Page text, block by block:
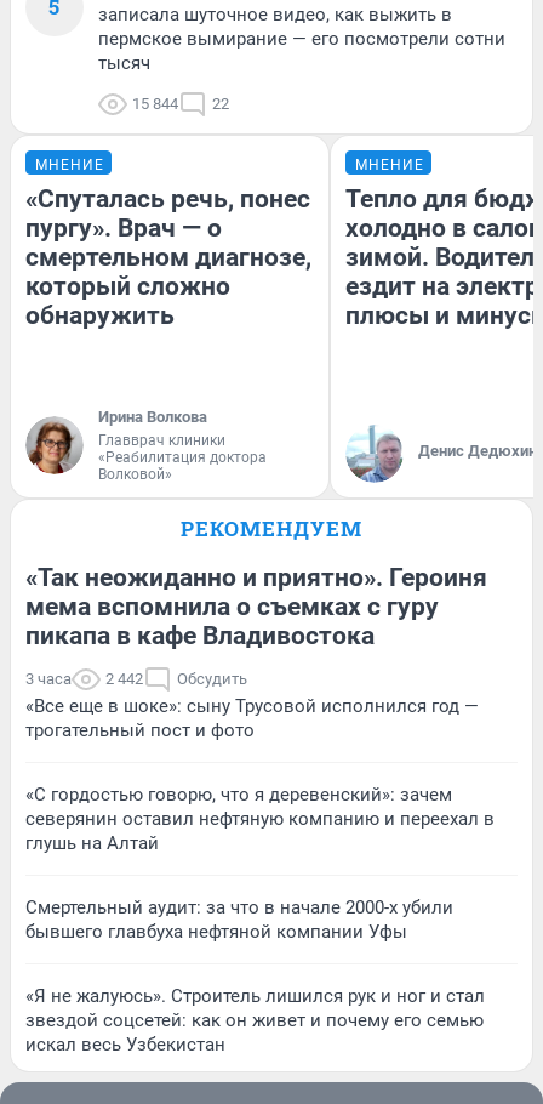
5
записала шуточное видео, как выжить в
пермское вымирание — его посмотрели сотни
тысяч
15 844 22
МНЕНИЕ
«Спуталась речь, понес
пургу». Врач — о
смертельном диагнозе,
который сложно
обнаружить
Ирина Волкова
Главврач клиники
«Реабилитация доктора
Волковой»
МНЕНИЕ
Тепло для
холодно в
зимой.
ездит на
плюсы и
Денис Дедюхин
РЕКОМЕНДУЕМ
«Так неожиданно и приятно». Героиня
мема вспомнила о съемках с гуру
пикапа в кафе Владивостока
3 часа 2 442 Обсудить
«Все еще в шоке»: сыну Трусовой исполнился год —
трогательный пост и фото
«С гордостью говорю, что я деревенский»: зачем
северянин оставил нефтяную компанию и переехал в
глушь на Алтай
Смертельный аудит: за что в начале 2000-х убили
бывшего главбуха нефтяной компании Уфы
«Я не жалуюсь». Строитель лишился рук и ног и стал
звездой соцсетей: как он живет и почему его семью
искал весь Узбекистан